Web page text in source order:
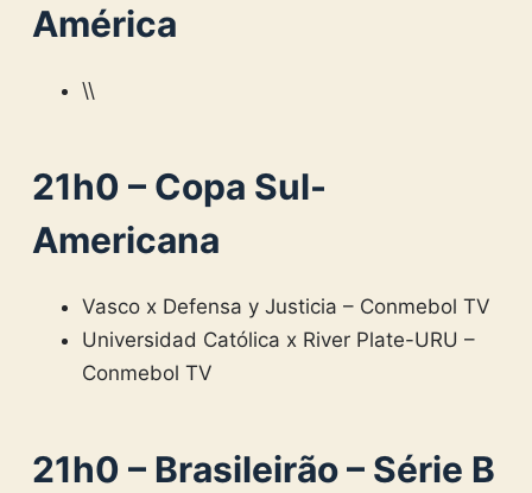
América
\\
21h0 – Copa Sul-
Americana
Vasco x Defensa y Justicia – Conmebol TV
Universidad Católica x River Plate-URU –
Conmebol TV
21h0 – Brasileirão – Série B